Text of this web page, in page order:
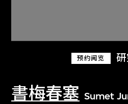
预约阅览
書梅春塞 Sumet
关于M+藏品
探索世界顶级的二十及
文化藏品。